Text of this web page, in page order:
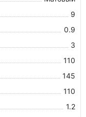
9
0.9
3
110
145
110
1.2